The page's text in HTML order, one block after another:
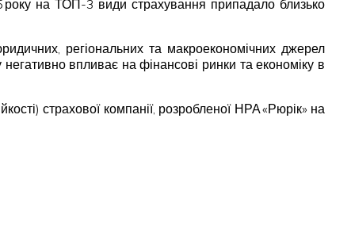
року на ТОП-3 види страхування припадало близько
регіональних та макроекономічних джерел
негативно впливає на фінансові ринки та економіку в
страхової компанії, розробленої НРА «Рюрік» на